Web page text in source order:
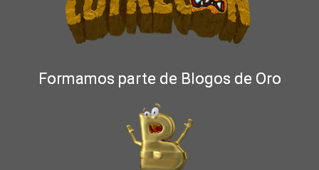
Formamos parte de Blogos de Oro